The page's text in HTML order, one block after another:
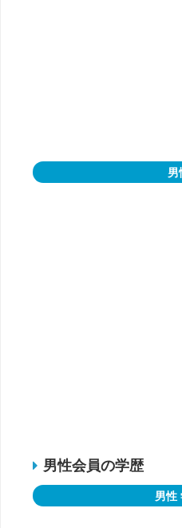
男
男性会員の学歴
男性